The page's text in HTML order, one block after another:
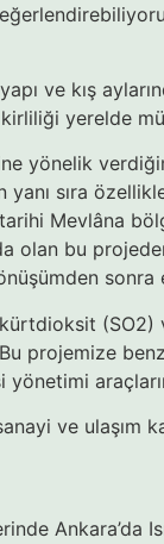
ve kış
yerelde
yönelik
sıra
Mevlâna
olan bu
projemize
yönetimi
ve ulaşım
Ankara’da